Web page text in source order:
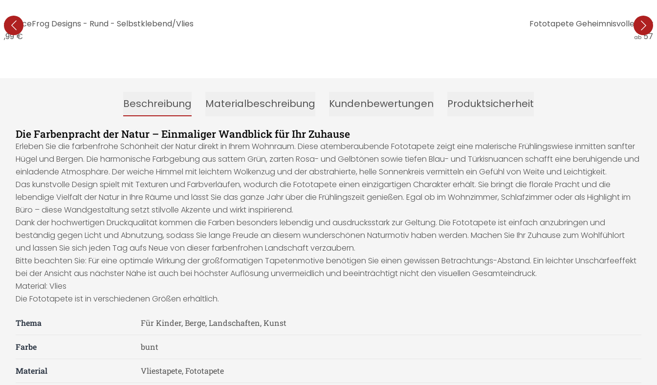
SpaceFrog Designs - Rund - Selbstklebend/Vlies
€
Fototapete Geheimnisvoller
ab
Beschreibung Materialbeschreibung Kundenbewertungen Produktsicherheit
Die Farbenpracht der Natur – Einmaliger Wandblick für Ihr Zuhause
Erleben Sie die farbenfrohe Schönheit der Natur direkt in Ihrem Wohnraum. Diese atemberaubende Fototapete zeigt eine malerische Frühlingswiese inmitten sanfter
Hügel und Bergen. Die harmonische Farbgebung aus sattem Grün, zarten Rosa- und Gelbtönen sowie tiefen Blau- und Türkisnuancen schafft eine beruhigende und
einladende Atmosphäre. Der weiche Himmel mit leichtem Wolkenzug und der abstrahierte, helle Sonnenkreis vermitteln ein Gefühl von Weite und Leichtigkeit.
Das kunstvolle Design spielt mit Texturen und Farbverläufen, wodurch die Fototapete einen einzigartigen Charakter erhält. Sie bringt die florale Pracht und die
lebendige Vielfalt der Natur in Ihre Räume und lässt Sie das ganze Jahr über die Frühlingszeit genießen. Egal ob im Wohnzimmer, Schlafzimmer oder als Highlight im
Büro – diese Wandgestaltung setzt stilvolle Akzente und wirkt inspirierend.
Dank der hochwertigen Druckqualität kommen die Farben besonders lebendig und ausdrucksstark zur Geltung. Die Fototapete ist einfach anzubringen und
beständig gegen Licht und Abnutzung, sodass Sie lange Freude an diesem wunderschönen Naturmotiv haben werden. Machen Sie Ihr Zuhause zum Wohlfühlort
und lassen Sie sich jeden Tag aufs Neue von dieser farbenfrohen Landschaft verzaubern.
Bitte beachten Sie: Für eine optimale Wirkung der großformatigen Tapetenmotive benötigen Sie einen gewissen Betrachtungs-Abstand. Ein leichter Unschärfeeffekt
bei der Ansicht aus nächster Nähe ist auch bei höchster Auflösung unvermeidlich und beeinträchtigt nicht den visuellen Gesamteindruck.
Material: Vlies
Die Fototapete ist in verschiedenen Größen erhältlich.
Thema Für Kinder, Berge, Landschaften, Kunst
Farbe bunt
Material Vliestapete, Fototapete